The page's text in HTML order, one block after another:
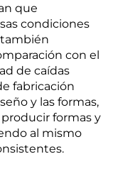
que
condiciones
con el
de caídas
fabricación
y las formas,
formas y
al mismo